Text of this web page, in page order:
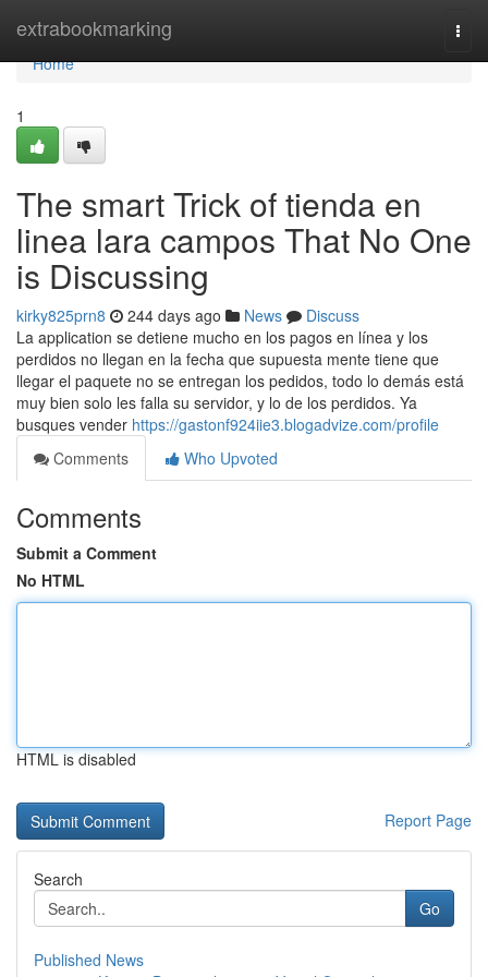
extrabookmarking
Home
Home
1
The smart Trick of tienda en
linea lara campos That No One
is Discussing
kirky825prn8 244 days ago News
Discuss
La application se detiene mucho en los pagos en línea y los
perdidos no llegan en la fecha que supuesta mente tiene que
llegar el paquete no se entregan los pedidos, todo lo demás está
muy bien solo les falla su servidor, y lo de los perdidos. Ya
busques vender https://gastonf924iie3.blogadvize.com/profile
Comments
Who Upvoted
Comments
Submit a Comment
No HTML
HTML is disabled
Report Page
Search
Go
Published News